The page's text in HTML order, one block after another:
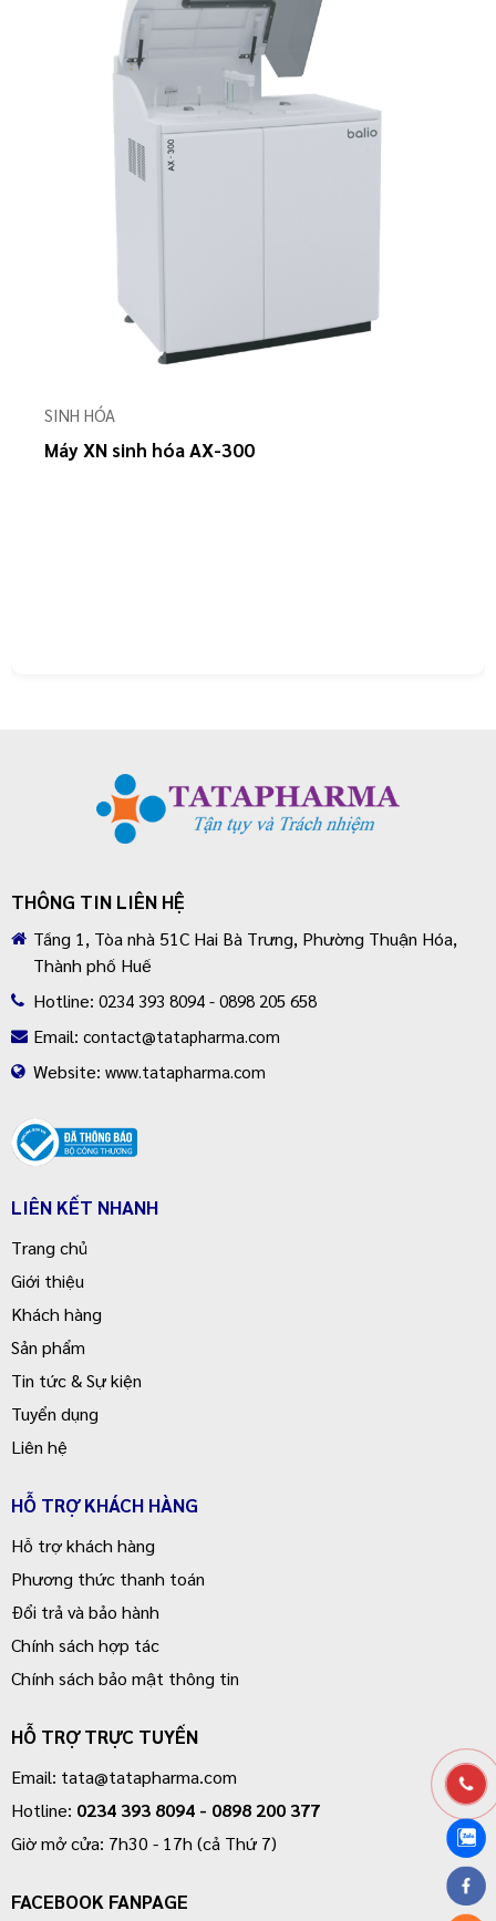
SINH HÓA
Máy XN sinh hóa AX-300
LIÊN HỆ ĐỂ BIẾT THÊM CHI TIẾT SẢN
THÔNG TIN LIÊN HỆ
Tầng 1, Tòa nhà 51C Hai Bà Trưng, Phường Thuận Hóa,
Thành phố Huế
Hotline: 0234 393 8094 - 0898 205 658
Email: contact@tatapharma.com
Website: www.tatapharma.com
LIÊN KẾT NHANH
Trang chủ
Giới thiệu
Khách hàng
Sản phẩm
Tin tức & Sự kiện
Tuyển dụng
Liên hệ
HỖ TRỢ KHÁCH HÀNG
Hỗ trợ khách hàng
Phương thức thanh toán
Đổi trả và bảo hành
Chính sách hợp tác
Chính sách bảo mật thông tin
HỖ TRỢ TRỰC TUYẾN
Email: tata@tatapharma.com
Hotline: 0234 393 8094 - 0898 200 377
Giờ mở cửa: 7h30 - 17h (cả Thứ 7)
FACEBOOK FANPAGE